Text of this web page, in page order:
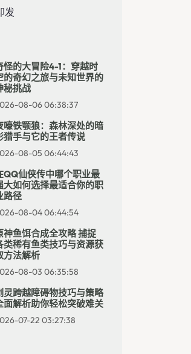
发
怪的大冒险4-1：穿越时
的奇幻之旅与未知世界的
秘挑战
08-06 06:38:37
嚎铁颚狼：森林深处的暗
猎手与它的王者传说
08-05 06:44:43
QQ仙侠传中哪个职业最
大如何选择最适合你的职
路径
08-04 06:44:54
神鱼饵合成全攻略 捕捉
类稀有鱼类技巧与资源获
方法解析
08-03 06:35:58
灵跨越障碍物技巧与策略
面解析助你轻松突破难关
07-22 03:27:38